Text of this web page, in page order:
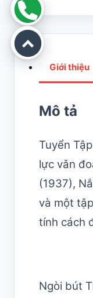
Giới thiệu
Mô tả
Tuyển
lực vǎn
(1937),
và một
tính cách
Ngòi bút